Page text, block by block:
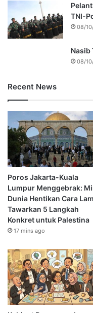
TNI-
08/
Nasib
08/
Recent News
Poros Jakarta-Kuala
Lumpur Menggebrak:
Dunia Hentikan Cara
Tawarkan 5 Langkah
Konkret untuk Palestina
17 mins ago